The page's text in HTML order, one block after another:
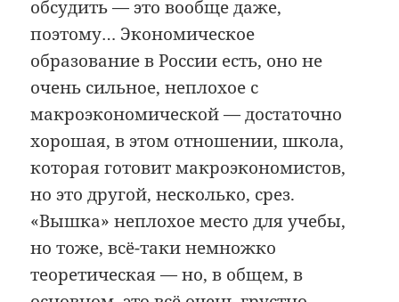
обсудить — это вообще даже,
поэтому… Экономическое
образование в России есть, оно не
очень сильное, неплохое с
макроэкономической — достаточно
хорошая, в этом отношении, школа,
которая готовит макроэкономистов,
но это другой, нескoлько, срез.
«Вышка» неплохое место для учебы,
но тоже, всё-таки немножко
теоретическая — но, в общем, в